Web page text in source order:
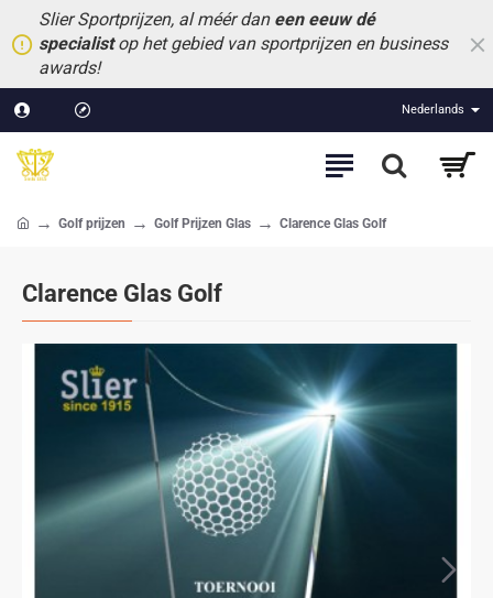
Slier Sportprijzen, al méér dan een eeuw dé
specialistop het gebied van sportprijzen en business
awards!
Nederlands
Clarence Glas Golf
Golf prijzen Golf Prijzen Glas Clarence Glas Golf